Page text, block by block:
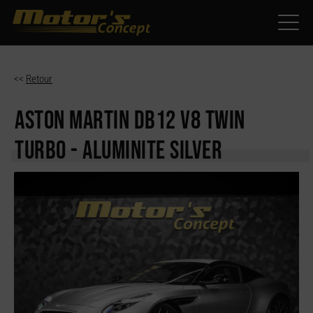
<< Retour
ASTON MARTIN DB12V8 TWIN
TURBO - ALUMINITE SILVER